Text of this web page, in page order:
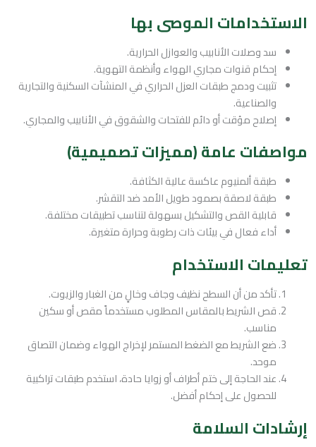
الاستخدامات الموصى بها
سد وصلات الأنابيب والعوازل الحرارية.
إحكام قنوات مجاري الهواء وأنظمة التهوية.
تثبيت ودمج طبقات العزل الحراري في المنشآت السكنية والتجارية
والصناعية.
إصلاح مؤقت أو دائم للفتحات والشقوق في الأنابيب والمجاري.
مواصفات عامة (مميزات تصميمية)
طبقة ألمنيوم عاكسة عالية الكثافة.
طبقة لاصقة بصمود طويل الأمد ضد التقشر.
قابلية القص والتشكيل بسهولة لتناسب تطبيقات مختلفة.
أداء فعال في بيئات ذات رطوبة وحرارة متغيرة.
تعليمات الاستخدام
تأكد من أن السطح نظيف وجاف وخالٍ من الغبار والزيوت.
قص الشريط بالمقاس المطلوب مستخدماً مقص أو سكين
مناسب.
ضع الشريط مع الضغط المستمر لإخراج الهواء وضمان التصاق
موحد.
عند الحاجة إلى ختم أطراف أو زوايا حادة، استخدم طبقات تراكبية
للحصول على إحكام أفضل.
إرشادات السلامة